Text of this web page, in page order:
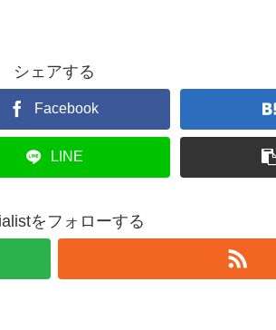
シェアする
Facebook
LINE
をフォローする